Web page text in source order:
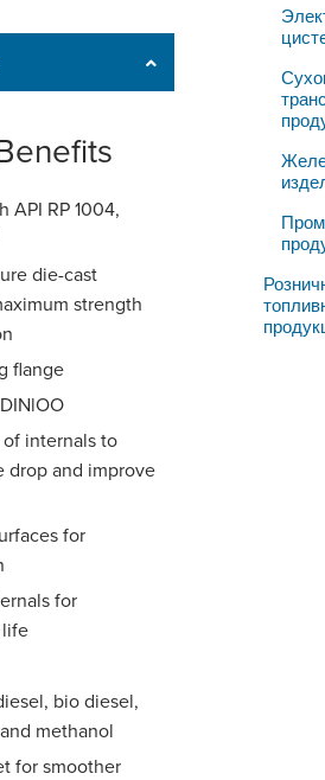
API RP 1004,
die-cast
strength
flange
internals to
drop and improve
for
for
life
bio diesel,
methanol
for smoother